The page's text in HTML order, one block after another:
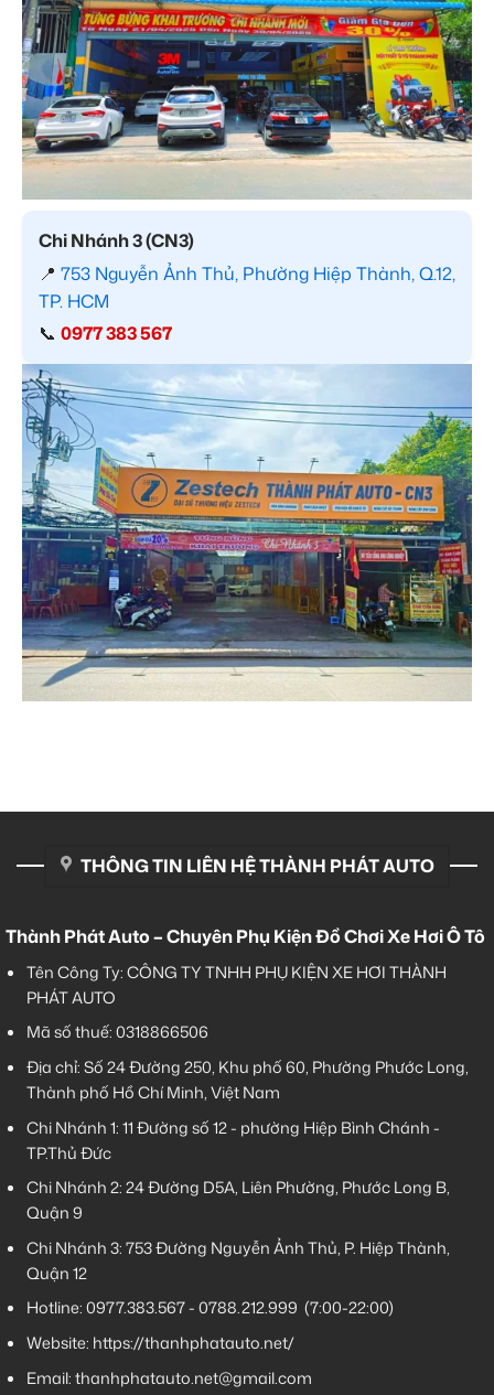
Chi Nhánh 3 (CN3)
📍 753 Nguyễn Ảnh Thủ, Phường Hiệp Thành, Q.12,
TP. HCM
📞 0977 383 567
THÔNG TIN LIÊN HỆ THÀNH PHÁT AUTO
Thành Phát Auto – Chuyên Phụ Kiện Đồ Chơi Xe Hơi Ô Tô
Tên Công Ty: CÔNG TY TNHH PHỤ KIỆN XE HƠI THÀNH
PHÁT AUTO
Mã số thuế: 0318866506
Địa chỉ: Số 24 Đường 250, Khu phố 60, Phường Phước Long,
Thành phố Hồ Chí Minh, Việt Nam
Chi Nhánh 1:11 Đường số 12 - phường Hiệp Bình Chánh -
TP.Thủ Đức
Chi Nhánh 2:24 Đường D5A, Liên Phường, Phước Long B,
Quận 9
Chi Nhánh 3:753 Đường Nguyễn Ảnh Thủ, P. Hiệp Thành,
Quận 12
Hotline:0977.383.567-0788.212.999 (7:00-22:00)
Website: https://thanhphatauto.net/
Email:thanhphatauto.net@gmail.com